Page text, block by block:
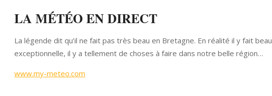
LA MÉTÉO EN DIRECT
La légende dit qu’il ne fait pas très beau en Bretagne. En réalité il y fait beau
exceptionnelle, il y a tellement de choses à faire dans notre belle région…
www.my-meteo.com